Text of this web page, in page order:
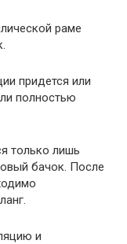
раме
придется или
полностью
только лишь
бачок. После
и